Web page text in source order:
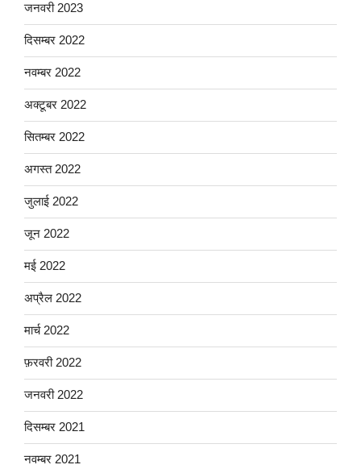
जनवरी 2023
दिसम्बर 2022
नवम्बर 2022
अक्टूबर 2022
सितम्बर 2022
अगस्त 2022
जुलाई 2022
जून 2022
मई 2022
अप्रैल 2022
मार्च 2022
फ़रवरी 2022
जनवरी 2022
दिसम्बर 2021
नवम्बर 2021